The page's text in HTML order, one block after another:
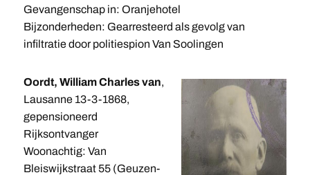
Gevangenschap in: Oranjehotel
Bijzonderheden: Gearresteerd als gevolg van
infiltratie door politiespion Van Soolingen
Oordt, William Charles van,
Lausanne 13-3-1868,
gepensioneerd
Rijksontvanger
Woonachtig: Van
Bleiswijkstraat 55 (Geuzen-